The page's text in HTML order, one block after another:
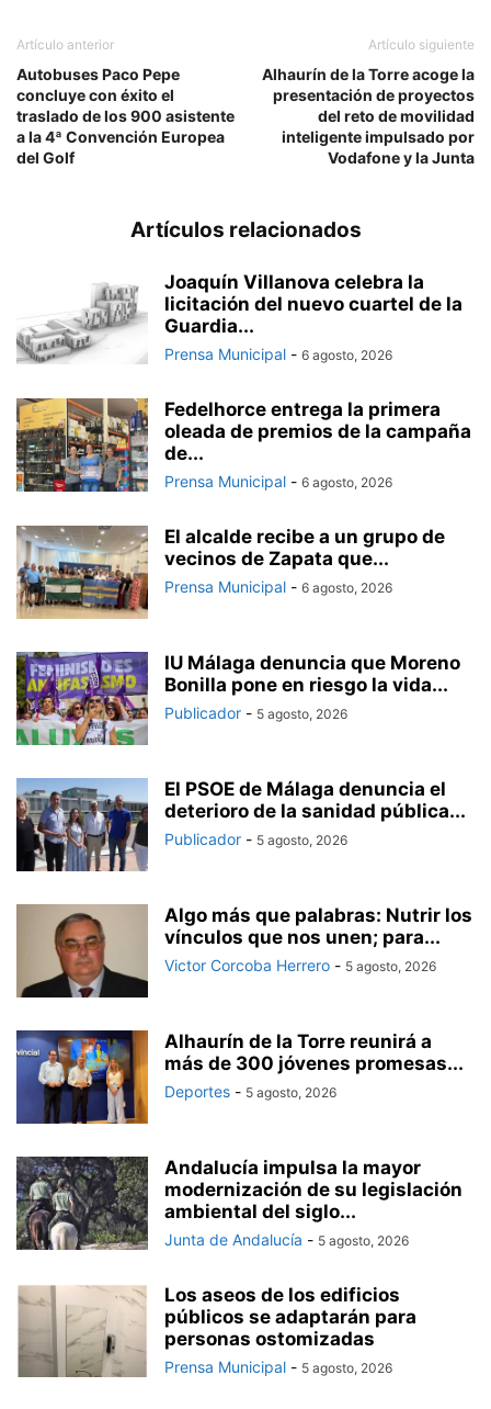
Artículo anterior
Autobuses Paco Pepe
concluye con éxito el
traslado de los 900 asistente
a la 4ª Convención Europea
del Golf
Artículo siguiente
Alhaurín de la Torre acoge la
presentación de proyectos
del reto de movilidad
inteligente impulsado por
Vodafone y la Junta
Artículos relacionados
Joaquín Villanova celebra la
licitación del nuevo cuartel de la
Guardia...
Prensa Municipal - 6 agosto, 2026
Fedelhorce entrega la primera
oleada de premios de la campaña
de...
Prensa Municipal - 6 agosto, 2026
El alcalde recibe a un grupo de
vecinos de Zapata que...
Prensa Municipal - 6 agosto, 2026
IU Málaga denuncia que Moreno
Bonilla pone en riesgo la vida...
Publicador - 5 agosto, 2026
El PSOE de Málaga denuncia el
deterioro de la sanidad pública...
Publicador - 5 agosto, 2026
Algo más que palabras: Nutrir los
vínculos que nos unen; para...
Victor Corcoba Herrero - 5 agosto, 2026
Alhaurín de la Torre reunirá a
más de 300 jóvenes promesas...
Deportes - 5 agosto, 2026
Andalucía impulsa la mayor
modernización de su legislación
ambiental del siglo...
Junta de Andalucía - 5 agosto, 2026
Los aseos de los edificios
públicos se adaptarán para
personas ostomizadas
Prensa Municipal - 5 agosto, 2026